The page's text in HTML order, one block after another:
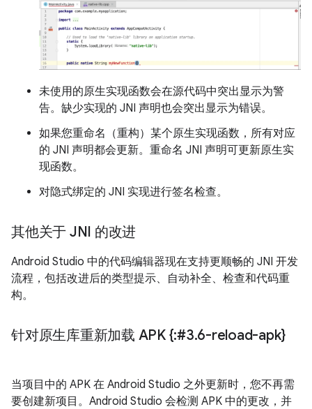
未使用的原生实现函数会在源代码中突出显示为警
告。缺少实现的 JNI 声明也会突出显示为错误。
如果您重命名（重构）某个原生实现函数，所有对应
的 JNI 声明都会更新。重命名 JNI 声明可更新原生实
现函数。
对隐式绑定的 JNI 实现进行签名检查。
其他关于 JNI 的改进
Android Studio 中的代码编辑器现在支持更顺畅的 JNI 开发
流程，包括改进后的类型提示、自动补全、检查和代码重
构。
针对原生库重新加载 APK {:#3.6-reload-apk}
当项目中的 APK 在 Android Studio 之外更新时，您不再需
要创建新项目。Android Studio 会检测 APK 中的更改，并